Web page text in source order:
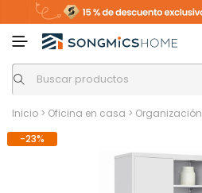
Inicio > Oficina en casa > Organización
-23%